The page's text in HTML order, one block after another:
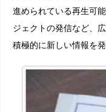
進められている再生可
ジェクトの発信など、
積極的に新しい情報を